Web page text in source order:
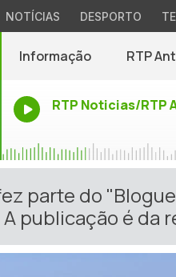
NOTÍCIAS DESPORTO
Informação RTP
RTP Noticias/RTP
parte do
publicação é da